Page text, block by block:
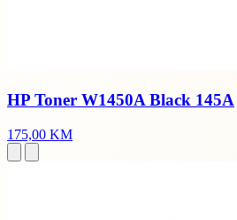
HP Toner W1450A Black 145A
175,00 KM